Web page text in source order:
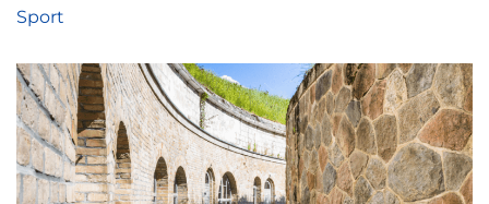
Sport